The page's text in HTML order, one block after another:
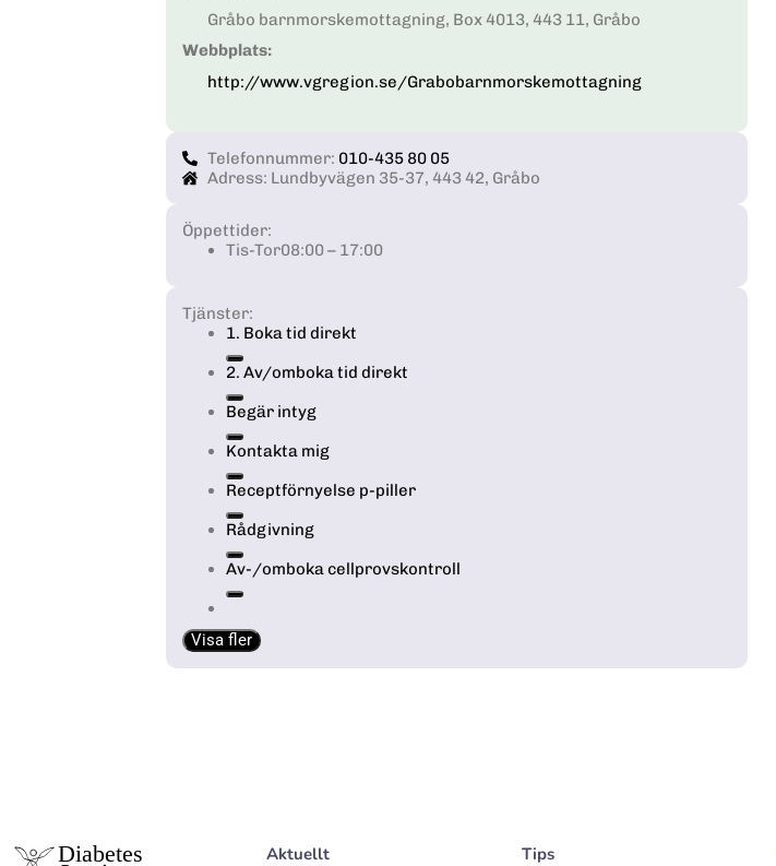
Gråbo barnmorskemottagning, Box 4013, 443 11, Gråbo
Webbplats:
http://www.vgregion.se/Grabobarnmorskemottagning
Telefonnummer: 010-435 80 05
Adress: Lundbyvägen 35-37, 443 42, Gråbo
Öppettider:
Tis-Tor08:00 – 17:00
Tjänster:
1. Boka tid direkt
2. Av/omboka tid direkt
Begär intyg
Kontakta mig
Receptförnyelse p-piller
Rådgivning
Av-/omboka cellprovskontroll
Visa fler
Aktuellt Tips